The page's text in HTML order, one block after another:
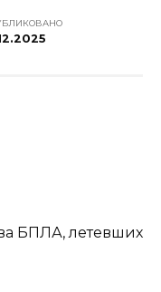
БПЛА, летевших